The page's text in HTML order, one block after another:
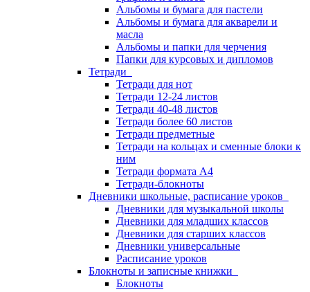
Альбомы и бумага для пастели
Альбомы и бумага для акварели и
масла
Альбомы и папки для черчения
Папки для курсовых и дипломов
Тетради
Тетради для нот
Тетради 12-24 листов
Тетради 40-48 листов
Тетради более 60 листов
Тетради предметные
Тетради на кольцах и сменные блоки к
ним
Тетради формата А4
Тетради-блокноты
Дневники школьные, расписание уроков
Дневники для музыкальной школы
Дневники для младших классов
Дневники для старших классов
Дневники универсальные
Расписание уроков
Блокноты и записные книжки
Блокноты